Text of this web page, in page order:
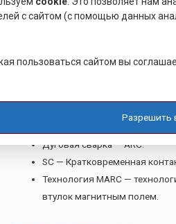
цепи.
Дуговая сварка — ARC.
SC — Кратковременная
Технология MARC —
втулок магнитным полем.
с сайтом (с помощью данных
пользоваться сайтом вы
Разрешить